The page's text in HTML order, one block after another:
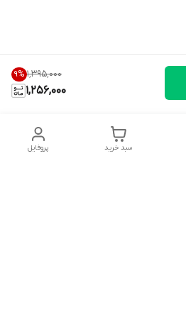
۱٬۳۹۵٬۰۰۰ 9%
1,256,000
پروفایل سبد خرید